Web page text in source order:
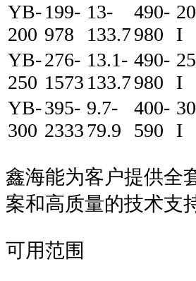
YB-
200
199-
978
13-
133.7
490-
980
I
YB-
250
276-
1573
13.1-
133.7
490-
980
I
YB-
300
395-
2333
9.7-
79.9
400-
590
I
鑫海能为客户提供全
案和高质量的技术支
可用范围